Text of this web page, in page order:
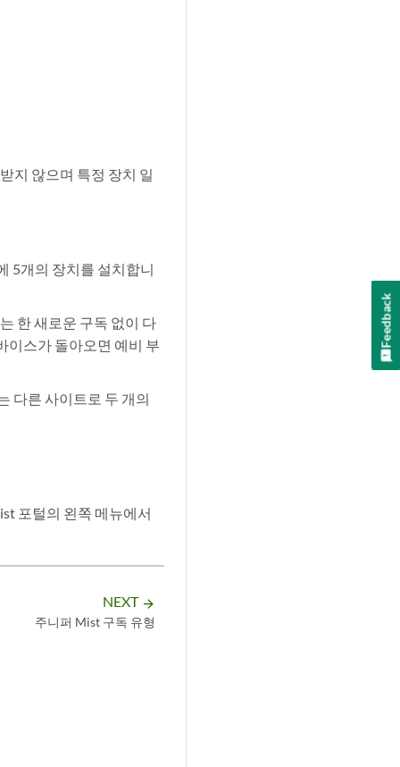
지 않으며 특정 장치 일
5개의 장치를 설치합니
한 새로운 구독 없이 다
이스가 돌아오면 예비 부
다른 사이트로 두 개의
포털의 왼쪽 메뉴에서
NEXT arrow_forward
주니퍼 Mist 구독 유형
Feedback